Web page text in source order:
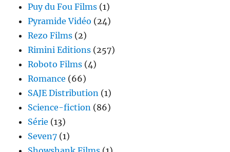
Puy du Fou Films (1)
Pyramide Vidéo (24)
Rezo Films (2)
Rimini Editions (257)
Roboto Films (4)
Romance (66)
SAJE Distribution (1)
Science-fiction (86)
Série (13)
Seven7 (1)